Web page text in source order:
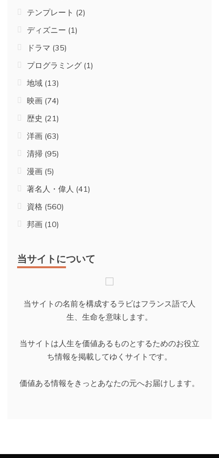
テンプレート (2)
ディズニー (1)
ドラマ (35)
プログラミング (1)
地域 (13)
映画 (74)
歴史 (21)
洋画 (63)
清掃 (95)
漫画 (5)
著名人・偉人 (41)
資格 (560)
邦画 (10)
当サイトについて
当サイトの名前を構成するラビはフランス語で人
生、生命を意味します。
当サイトは人生を価値あるものとするためのお役立
ち情報を掲載してゆくサイトです。
価値ある情報をきっとあなたの元へお届けします。